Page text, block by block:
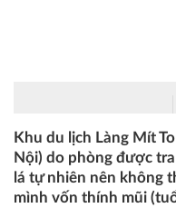
Khu du lịch Làng Mít
Nội) do phòng được
lá tự nhiên nên không
mình vốn thính mũi